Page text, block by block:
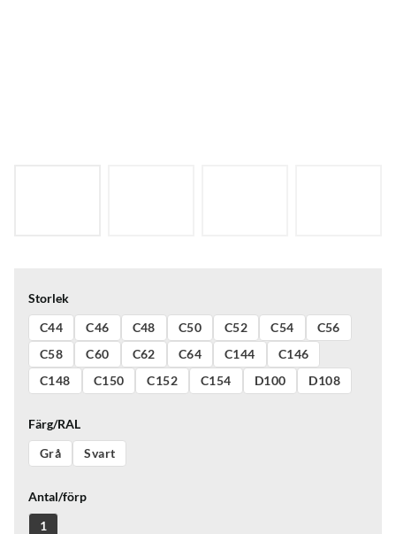
Storlek
C44
C46 C48 C50 C52 C54
C56
C58
C60 C62 C64 C144
C146
C148
C150 C152 C154 D100 D108
Färg/RAL
Grå
Svart
Antal/förp
1